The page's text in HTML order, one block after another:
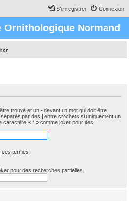
Connexion
S’enregistrer
Ornithologique Normand
trouvé et un - devant un mot qui doit être
par des | entre crochets si uniquement un
caractère « * » comme joker pour des
ces termes
pour des recherches partielles.